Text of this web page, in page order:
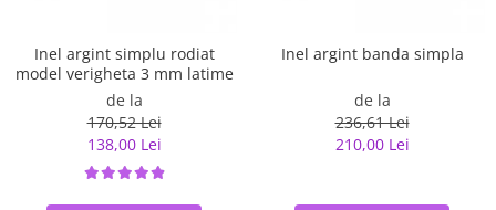
Inel argint simplu rodiat
model verigheta 3 mm latime
de la
170,52 Lei
138,00 Lei
Inel argint banda simpla
de la
236,61 Lei
210,00 Lei